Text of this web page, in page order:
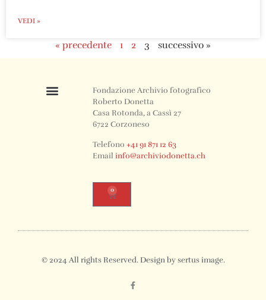
VEDI »
« precedente 1 2 3 successivo »
Fondazione Archivio fotografico
Roberto Donetta
Casa Rotonda, a Cassì 27
6722 Corzoneso
Telefono+41 91 871 12 63
Emailinfo@archiviodonetta.ch
0
© 2024 All rights Reserved. Design by sertus image.